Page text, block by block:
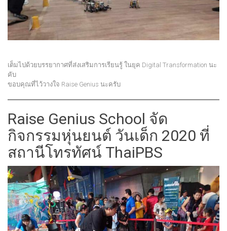
เต็มไปด้วยบรรยากาศที่ส่งเสริมการเรียนรู้ ในยุค Digital Transformation นะ
คับ
ขอบคุณที่ไว้วางใจ Raise Genius นะครับ
Raise Genius School จัด
กิจกรรมหุ่นยนต์ วันเด็ก 2020 ที่
สถานีโทรทัศน์ ThaiPBS